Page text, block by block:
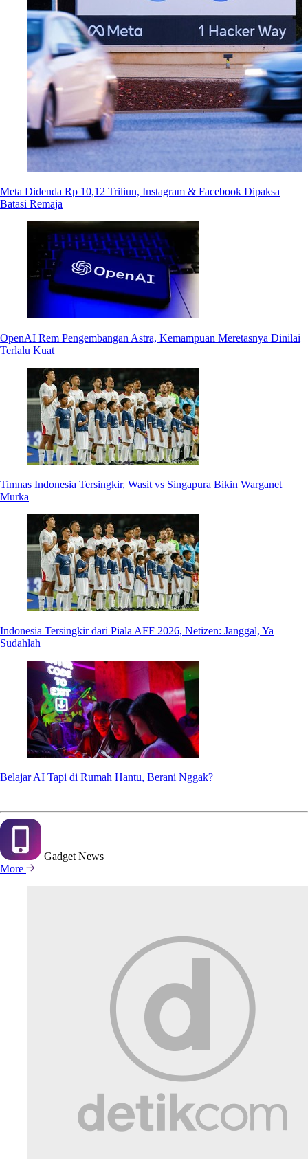
Meta Didenda Rp 10,12 Triliun, Instagram & Facebook Dipaksa
Batasi Remaja
OpenAI Rem Pengembangan Astra, Kemampuan Meretasnya Dinilai
Terlalu Kuat
Timnas Indonesia Tersingkir, Wasit vs Singapura Bikin Warganet
Murka
Indonesia Tersingkir dari Piala AFF 2026, Netizen: Janggal, Ya
Sudahlah
Belajar AI Tapi di Rumah Hantu, Berani Nggak?
Gadget News
More